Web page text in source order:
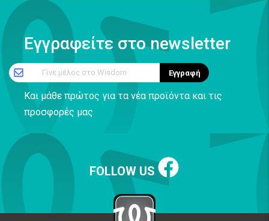
Εγγραφείτε στο newsletter
Γίνε μέλος στο Wisdom Εγγραφή
Και μάθε πρώτος για τα νέα προϊόντα και τις
προσφορές μας
FOLLOW US